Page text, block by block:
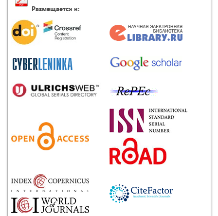
Размещается в: